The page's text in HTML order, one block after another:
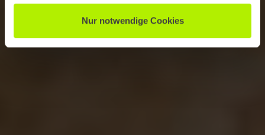
Nur notwendige Cookies